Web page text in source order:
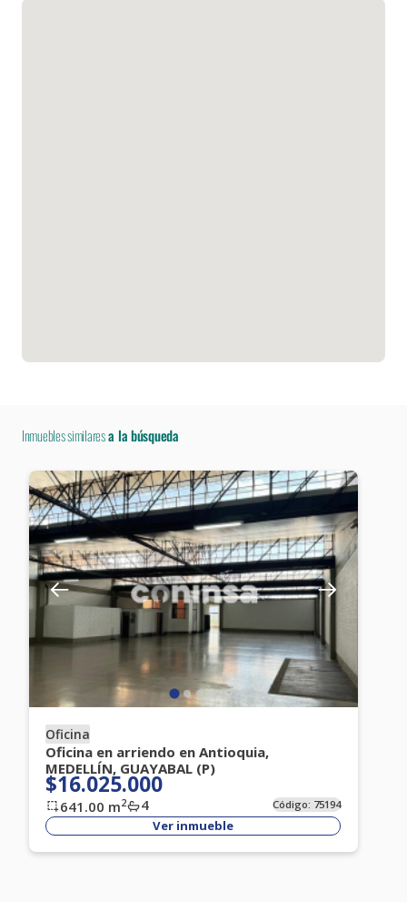
Inmuebles similaresa la búsqueda
Oficina
Oficina en arriendo en Antioquia,
MEDELLÍN, GUAYABAL (P)
$16.025.000
641.00 m2 4 Código: 75194
Ver inmueble